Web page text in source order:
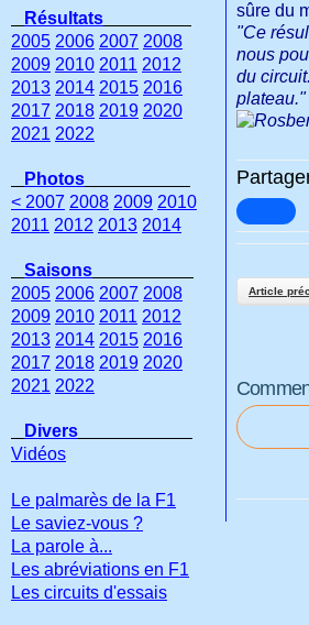
sûre du
"Ce
nous
du
plateau."
Article
Résultats
2005 2006 2007 2008
2009 2010 2011 2012
2013 2014 2015 2016
2017 2018 2019 2020
2021 2022
Photos
< 2007 2008 2009 2010
2011 2012 2013 2014
Saisons
2005 2006 2007 2008
2009 2010 2011 2012
2013 2014 2015 2016
2017 2018 2019 2020
2021 2022
Divers
Vidéos
Le palmarès de la F1
Le saviez-vous ?
La parole à...
Les abréviations en F1
Les circuits d'essais